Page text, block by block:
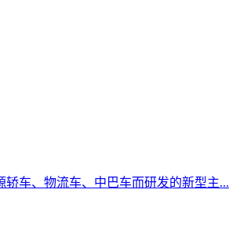
车、物流车、中巴车而研发的新型主...